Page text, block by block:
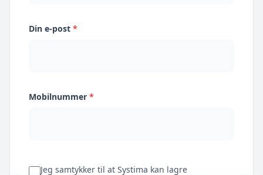
Din e-post *
Mobilnummer *
Jeg samtykker til at Systima kan lagre